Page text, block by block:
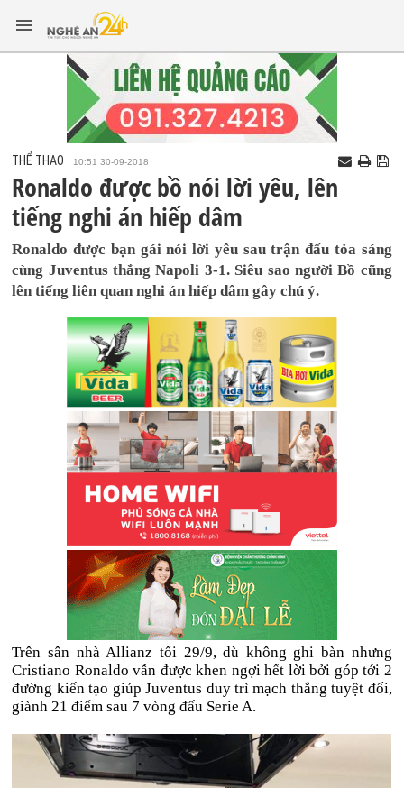
THỂ THAO 10:51 30-09-2018
Ronaldo được bồ nói lời yêu, lên
tiếng nghi án hiếp dâm
Ronaldo được bạn gái nói lời yêu sau trận đấu tỏa sáng
cùng Juventus thắng Napoli 3-1. Siêu sao người Bồ cũng
lên tiếng liên quan nghi án hiếp dâm gây chú ý.
Trên sân nhà Allianz tối 29/9, dù không ghi bàn nhưng
Cristiano Ronaldo vẫn được khen ngợi hết lời bởi góp tới 2
đường kiến tạo giúp Juventus duy trì mạch thắng tuyệt đối,
giành 21 điểm sau 7 vòng đấu Serie A.